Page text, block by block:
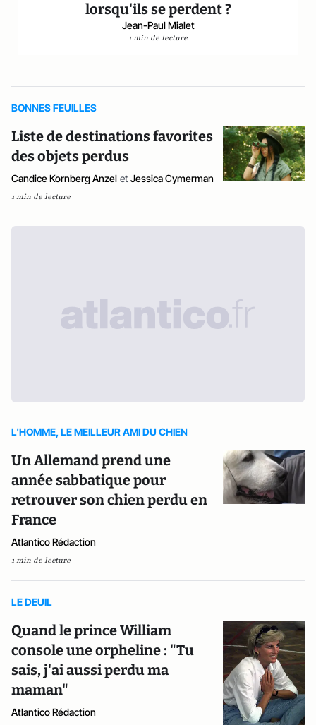
lorsqu'ils se perdent ?
Jean-Paul Mialet
1 min de lecture
BONNES FEUILLES
Liste de destinations favorites
des objets perdus
Candice Kornberg Anzel et Jessica Cymerman
1 min de lecture
L'HOMME, LE MEILLEUR AMI DU CHIEN
Un Allemand prend une
année sabbatique pour
retrouver son chien perdu en
France
Atlantico Rédaction
1 min de lecture
LE DEUIL
Quand le prince William
console une orpheline : "Tu
sais, j'ai aussi perdu ma
maman"
Atlantico Rédaction